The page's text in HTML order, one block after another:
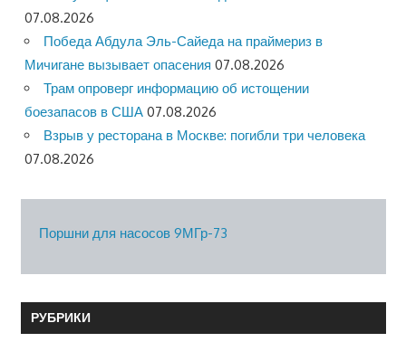
07.08.2026
Победа Абдула Эль-Сайеда на праймериз в
Мичигане вызывает опасения 07.08.2026
Трам опроверг информацию об истощении
боезапасов в США 07.08.2026
Взрыв у ресторана в Москве: погибли три человека
07.08.2026
Поршни для насосов 9МГр-73
РУБРИКИ